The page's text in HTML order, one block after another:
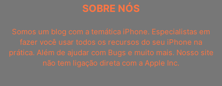
SOBRE NÓS
Somos um blog com a temática iPhone. Especialistas em
fazer você usar todos os recursos do seu iPhone na
prática. Além de ajudar com Bugs e muito mais. Nosso site
não tem ligação direta com a Apple Inc.